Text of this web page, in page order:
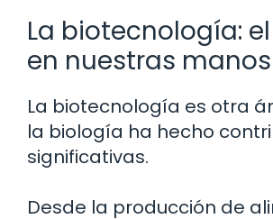
La biotecnología:
en nuestras manos
La biotecnología es otra
la biología ha hecho
significativas.
Desde la producción de